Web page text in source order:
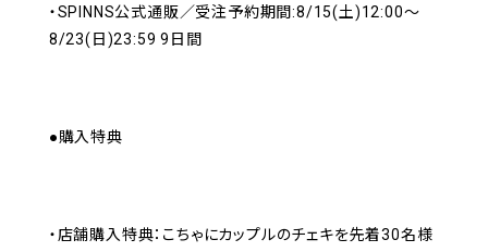
・SPINNS公式通販／受注予約期間:8/15(土)12:00～
8/23(日)23:59 9日間
●購入特典
・店舗購入特典：こちゃにカップルのチェキを先着30名様